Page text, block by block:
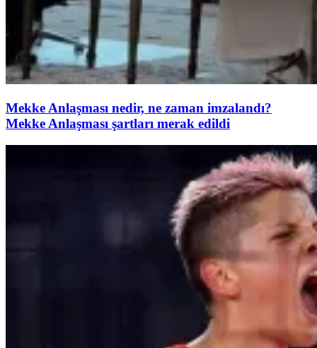
Mekke Anlaşması nedir, ne zaman imzalandı?
Mekke Anlaşması şartları merak edildi